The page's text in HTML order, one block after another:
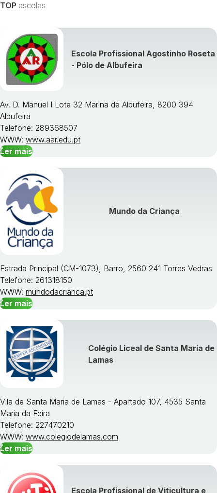
TOP escolas
Escola Profissional Agostinho Roseta
- Pólo de Albufeira
Av. D. Manuel I Lote 32 Marina de Albufeira, 8200 394
Albufeira
Telefone: 289368507
WWW: www.aar.edu.pt
Ler mais
Mundo da Criança
Estrada Principal (CM-1073), Barro, 2560 241 Torres Vedras
Telefone: 261318150
WWW: mundodacrianca.pt
Ler mais
Colégio Liceal de Santa Maria de
Lamas
Vila de Santa Maria de Lamas - Apartado 107, 4535 Santa
Maria da Feira
Telefone: 227470210
WWW: www.colegiodelamas.com
Ler mais
Escola Profissional de Viticultura e